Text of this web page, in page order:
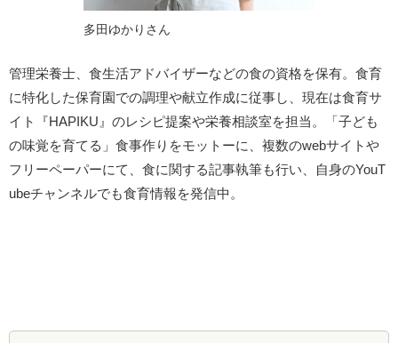
多田ゆかりさん
管理栄養士、食生活アドバイザーなどの食の資格を保有。食育
に特化した保育園での調理や献立作成に従事し、現在は食育サ
イト『HAPIKU』のレシピ提案や栄養相談室を担当。「子ども
の味覚を育てる」食事作りをモットーに、複数のwebサイトや
フリーペーパーにて、食に関する記事執筆も行い、自身のYouT
ubeチャンネルでも食育情報を発信中。